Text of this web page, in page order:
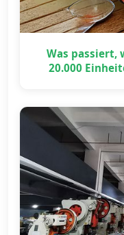
Was passiert,
20.000